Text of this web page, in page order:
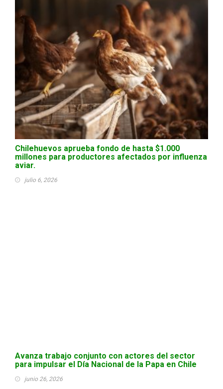
Chilehuevos aprueba fondo de hasta $1.000
millones para productores afectados por influenza
aviar.
julio 6, 2026
Avanza trabajo conjunto con actores del sector
para impulsar el Día Nacional de la Papa en Chile
junio 26, 2026